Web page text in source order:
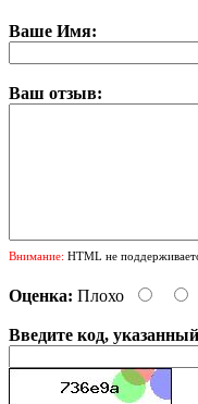
Ваше Имя:
Ваш отзыв:
Внимание: HTML не
Оценка: Плохо
Введите код,